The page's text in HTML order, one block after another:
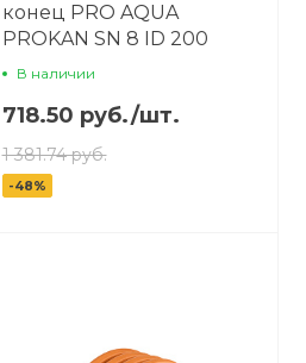
конец PRO AQUA
PROKAN SN 8 ID 200
В наличии
718.50 руб./шт.
1 381.74 руб.
-48%